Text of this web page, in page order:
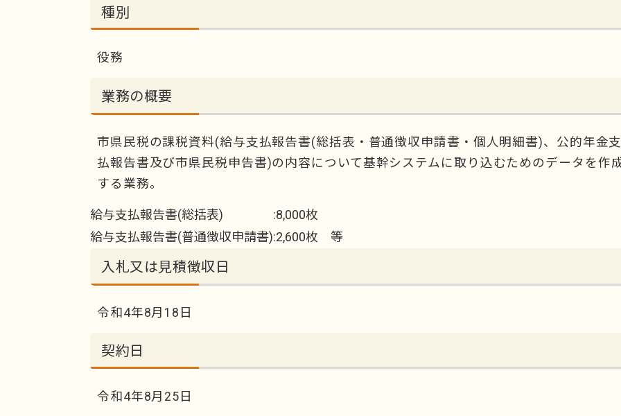
種別
役務
業務の概要
市県民税の課税資料(給与支払報告書(総括表・普通徴収申請書・個人明細書)、公的年金
払報告書及び市県民税申告書)の内容について基幹システムに取り込むためのデータを作
する業務。
給与支払報告書(総括表) :8,000枚
給与支払報告書(普通徴収申請書):2,600枚 等
入札又は見積徴収日
令和4年8月18日
契約日
令和4年8月25日